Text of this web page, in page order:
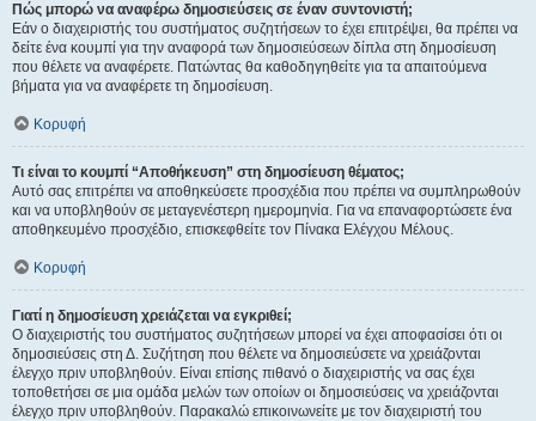
Πώς μπορώ να αναφέρω δημοσιεύσεις σε έναν συντονιστή;
Εάν ο διαχειριστής του συστήματος συζητήσεων το έχει επιτρέψει, θα πρέπει να
δείτε ένα κουμπί για την αναφορά των δημοσιεύσεων δίπλα στη δημοσίευση
που θέλετε να αναφέρετε. Πατώντας θα καθοδηγηθείτε για τα απαιτούμενα
βήματα για να αναφέρετε τη δημοσίευση.
Κορυφή
Τι είναι το κουμπί “Αποθήκευση” στη δημοσίευση θέματος;
Αυτό σας επιτρέπει να αποθηκεύσετε προσχέδια που πρέπει να συμπληρωθούν
και να υποβληθούν σε μεταγενέστερη ημερομηνία. Για να επαναφορτώσετε ένα
αποθηκευμένο προσχέδιο, επισκεφθείτε τον Πίνακα Ελέγχου Μέλους.
Κορυφή
Γιατί η δημοσίευση χρειάζεται να εγκριθεί;
Ο διαχειριστής του συστήματος συζητήσεων μπορεί να έχει αποφασίσει ότι οι
δημοσιεύσεις στη Δ. Συζήτηση που θέλετε να δημοσιεύσετε να χρειάζονται
έλεγχο πριν υποβληθούν. Είναι επίσης πιθανό ο διαχειριστής να σας έχει
τοποθετήσει σε μια ομάδα μελών των οποίων οι δημοσιεύσεις να χρειάζονται
έλεγχο πριν υποβληθούν. Παρακαλώ επικοινωνείτε με τον διαχειριστή του